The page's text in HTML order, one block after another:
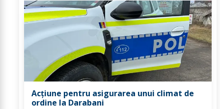
Acțiune pentru asigurarea unui climat de
ordine la Darabani